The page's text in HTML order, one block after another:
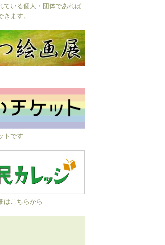
ている個人・団体であれば
ます。
トです
はこちらから